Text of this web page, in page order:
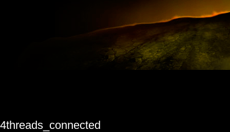
4threads_connected